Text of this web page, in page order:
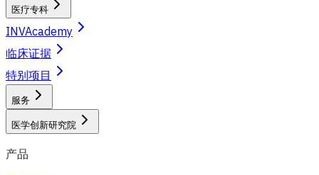
医疗专科
INVAcademy
临床证据
特别项目
服务
医学创新研究院
产品